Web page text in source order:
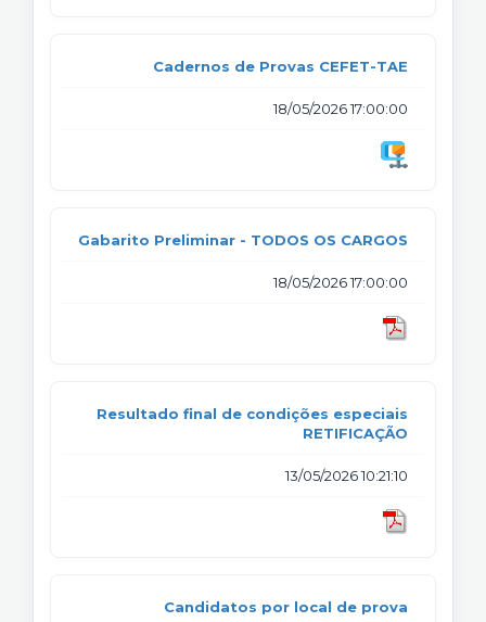
Cadernos de Provas CEFET-TAE
18/05/2026 17:00:00
Gabarito Preliminar - TODOS OS CARGOS
18/05/2026 17:00:00
Resultado final de condições especiais
RETIFICAÇÃO
13/05/2026 10:21:10
Candidatos por local de prova